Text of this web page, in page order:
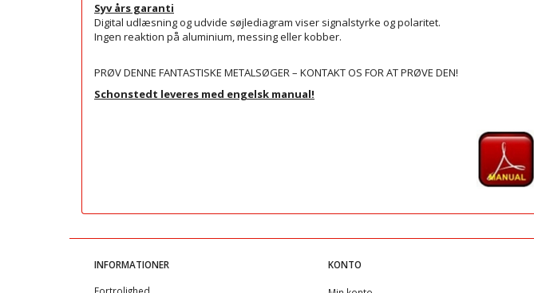
Syv års garanti
Digital udlæsning og udvide søjlediagram viser signalstyrke og polaritet.
Ingen reaktion på aluminium, messing eller kobber.
PRØV DENNE FANTASTISKE METALSØGER – KONTAKT OS FOR AT PRØVE DEN!
Schonstedt leveres med engelsk manual!
INFORMATIONER KONTO